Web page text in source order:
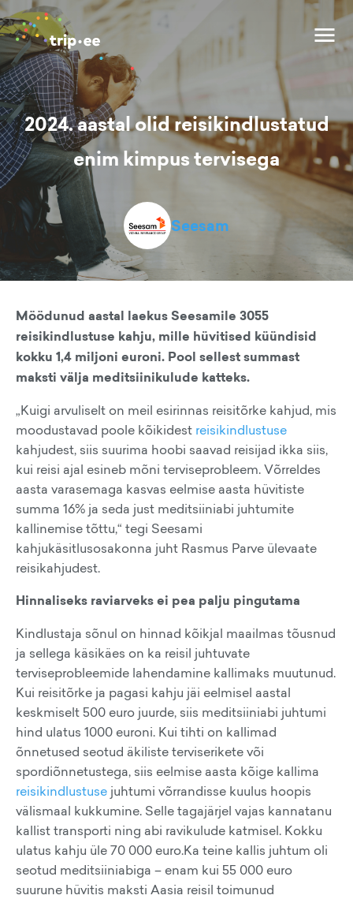
2024. aastal olid reisikindlustatud
enim kimpus tervisega
Seesam
Möödunud aastal laekus Seesamile 3055
reisikindlustuse kahju, mille hüvitised küündisid
kokku 1,4 miljoni euroni. Pool sellest summast
maksti välja meditsiinikulude katteks.
„Kuigi arvuliselt on meil esirinnas reisitõrke kahjud, mis
moodustavad poole kõikidest reisikindlustuse
kahjudest, siis suurima hoobi saavad reisijad ikka siis,
kui reisi ajal esineb mõni terviseprobleem. Võrreldes
aasta varasemaga kasvas eelmise aasta hüvitiste
summa 16% ja seda just meditsiiniabi juhtumite
kallinemise tõttu,“ tegi Seesami
kahjukäsitlusosakonna juht Rasmus Parve ülevaate
reisikahjudest.
Hinnaliseks raviarveks ei pea palju pingutama
Kindlustaja sõnul on hinnad kõikjal maailmas tõusnud
ja sellega käsikäes on ka reisil juhtuvate
terviseprobleemide lahendamine kallimaks muutunud.
Kui reisitõrke ja pagasi kahju jäi eelmisel aastal
keskmiselt 500 euro juurde, siis meditsiiniabi juhtumi
hind ulatus 1000 euroni. Kui tihti on kallimad
õnnetused seotud äkiliste terviserikete või
spordiõnnetustega, siis eelmise aasta kõige kallima
reisikindlustuse juhtumi võrrandisse kuulus hoopis
välismaal kukkumine. Selle tagajärjel vajas kannatanu
kallist transporti ning abi ravikulude katmisel. Kokku
ulatus kahju üle 70 000 euro.Ka teine kallis juhtum oli
seotud meditsiiniabiga – enam kui 55 000 euro
suurune hüvitis maksti Aasia reisil toimunud